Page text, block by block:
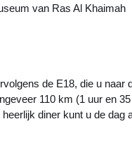
van Ras Al Khaimah
de E18, die u naar
110 km (1 uur en
diner kunt u de